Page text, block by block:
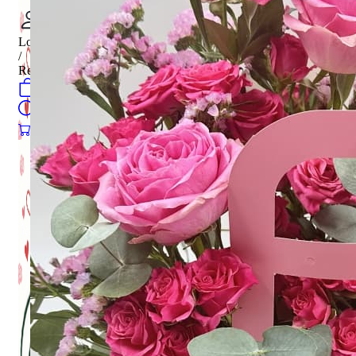
Login
/
Register
öğeler
öğeler 0.00₺